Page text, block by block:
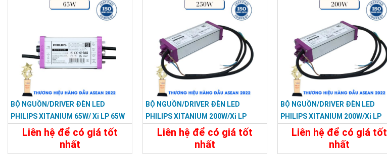
BỘ NGUỒN/DRIVER ĐÈN LED
PHILIPS XITANIUM 65W/ Xi LP 65W
0.3–1.05A S1 WL I150
Liên hệ để có giá tốt
nhất
BỘ NGUỒN/DRIVER ĐÈN LED
PHILIPS XITANIUM 200W/Xi LP
250W 0.3–1.05A S1 WL I215
Liên hệ để có giá tốt
nhất
BỘ NGUỒN/DRIVER ĐÈN LED
PHILIPS XITANIUM 200W/Xi LP
200W 0.5–1.5A S1 WL I196
Liên hệ để có giá tốt
nhất